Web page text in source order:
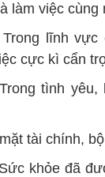
làm việc cùng
Trong lĩnh
cực kì cẩn
tình
tài chính,
khỏe đã